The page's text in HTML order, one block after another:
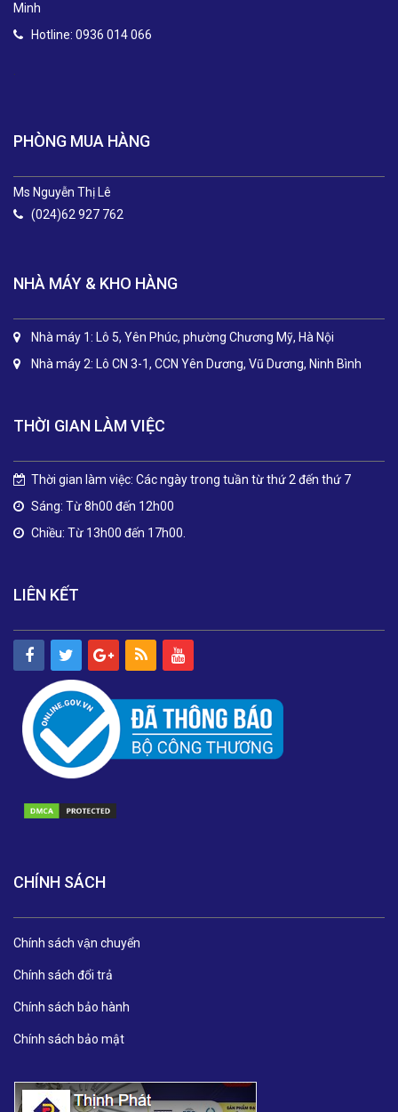
Minh
Hotline: 0936 014 066
PHÒNG MUA HÀNG
Ms Nguyễn Thị Lê
(024)62 927 762
NHÀ MÁY & KHO HÀNG
Nhà máy 1: Lô 5, Yên Phúc, phường Chương Mỹ, Hà Nội
Nhà máy 2: Lô CN 3-1, CCN Yên Dương, Vũ Dương, Ninh Bình
THỜI GIAN LÀM VIỆC
Thời gian làm việc: Các ngày trong tuần từ thứ 2 đến thứ 7
Sáng: Từ 8h00 đến 12h00
Chiều: Từ 13h00 đến 17h00.
LIÊN KẾT
CHÍNH SÁCH
Chính sách vận chuyển
Chính sách đổi trả
Chính sách bảo hành
Chính sách bảo mật